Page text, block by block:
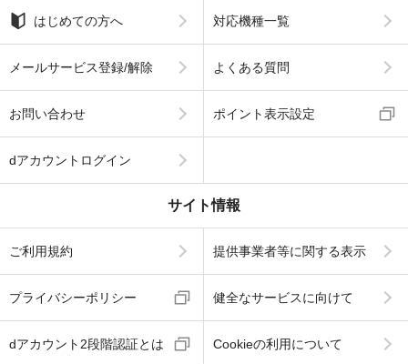
はじめての方へ 対応機種一覧
メールサービス登録/解除 よくある質問
お問い合わせ ポイント表示設定
dアカウントログイン
サイト情報
ご利用規約 提供事業者等に関する表示
プライバシーポリシー 健全なサービスに向けて
dアカウント2段階認証とは Cookieの利用について